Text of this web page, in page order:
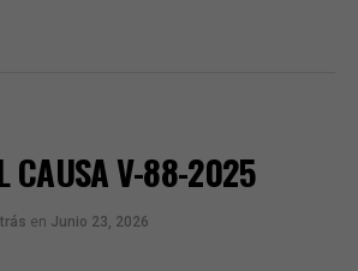
CAUSA V-88-2025
en Junio 23, 2026